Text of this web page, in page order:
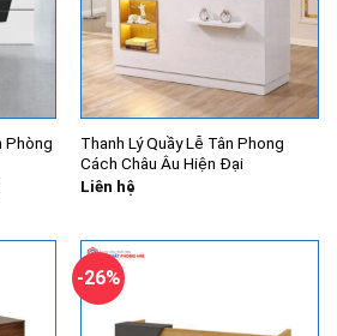
Phòng
Thanh Lý Quầy Lễ Tân Phong
Cách Châu Âu Hiện Đại
Liên hệ
-26%